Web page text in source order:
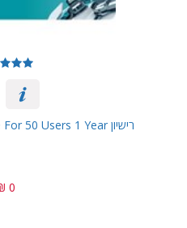
רישיון ESET Protect Complete For 50 Users 1 Year
0 ₪